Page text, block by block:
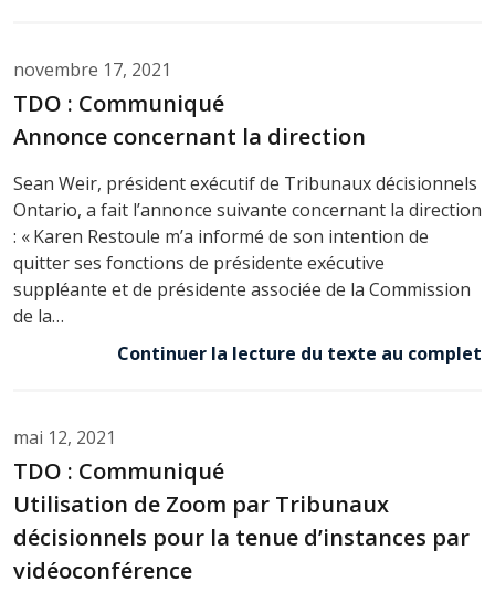
novembre 17, 2021
TDO : Communiqué
Annonce concernant la direction
Sean Weir, président exécutif de Tribunaux décisionnels
Ontario, a fait l’annonce suivante concernant la direction
: « Karen Restoule m’a informé de son intention de
quitter ses fonctions de présidente exécutive
suppléante et de présidente associée de la Commission
de la…
Continuer la lecture du texte au complet
mai 12, 2021
TDO : Communiqué
Utilisation de Zoom par Tribunaux
décisionnels pour la tenue d’instances par
vidéoconférence